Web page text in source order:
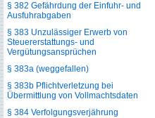
§ 382 Gefährdung der Einfuhr- und
Ausfuhrabgaben
§ 383 Unzulässiger Erwerb von
Steuererstattungs- und
Vergütungsansprüchen
§ 383a (weggefallen)
§ 383b Pflichtverletzung bei
Übermittlung von Vollmachtsdaten
§ 384 Verfolgungsverjährung